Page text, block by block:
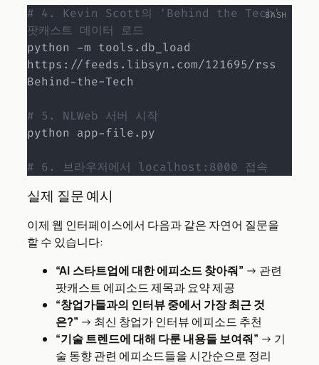
# 4. Kevin Scott의 'Behind the Tech'
팟캐스트 데이터 로드
python -m tools.db_load
https://feeds.libsyn.com/121695/rss
Behind-the-Tech
# 5. NLWeb 서버 시작
python app-file.py
# 6. 브라우저에서 localhost:8000 접속
실제 질문 예시
이제 웹 인터페이스에서 다음과 같은 자연어 질문을
할 수 있습니다:
“AI 스타트업에 대한 에피소드 찾아줘” → 관련
팟캐스트 에피소드 제목과 요약 제공
“창업가들과의 인터뷰 중에서 가장 최근 것
은?” → 최신 창업가 인터뷰 에피소드 추천
“기술 트렌드에 대해 다룬 내용들 보여줘” → 기
술 동향 관련 에피소드들을 시간순으로 정리